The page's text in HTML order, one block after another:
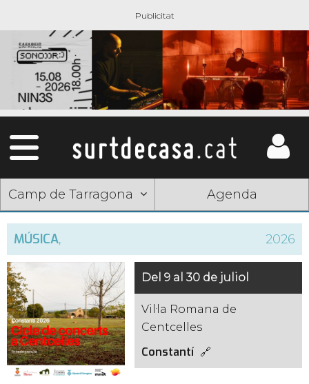
Camp de Tarragona Agenda
MÚSICA, 2026
Del 9 al 30 de juliol
Vil·la Romana de
Centcelles
Constantí